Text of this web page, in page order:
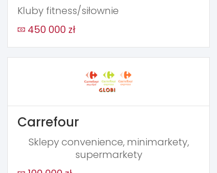
Kluby fitness/siłownie
450 000 zł
Carrefour
Sklepy convenience, minimarkety,
supermarkety